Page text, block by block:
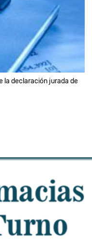
la declaración jurada de